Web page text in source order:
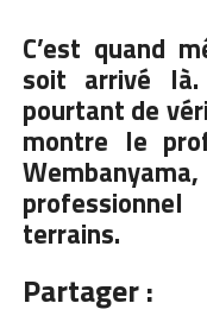
C’est quand
soit arrivé
pourtant de
montre le
terrains.
Partager :